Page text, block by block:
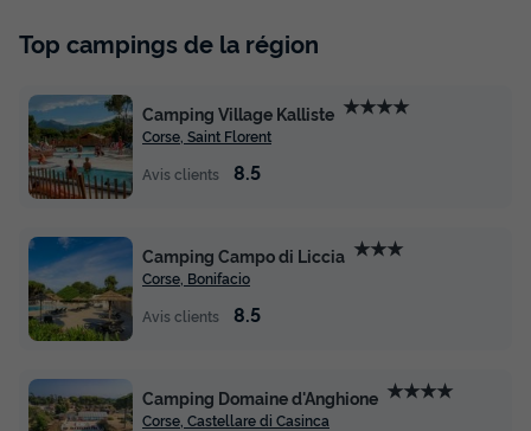
Top campings de la région
Camping Village Kalliste ★★★★
Corse, Saint Florent
Avis clients
8.5
Camping Campo di Liccia ★★★
Corse, Bonifacio
Avis clients
8.5
Camping Domaine d'Anghione ★★★★
Corse, Castellare di Casinca